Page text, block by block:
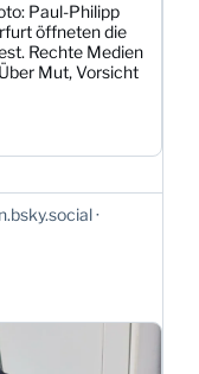
Paul-Philipp
öffneten die
Rechte Medien
Mut, Vorsicht